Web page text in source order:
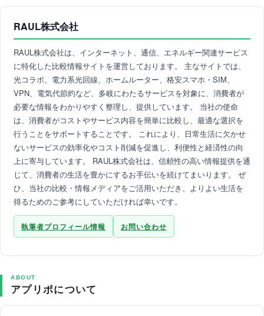
RAUL株式会社
RAUL株式会社は、インターネット、通信、エネルギー関連サービス
に特化した比較情報サイトを運営しております。 主なサイトでは、
光コラボ、電力系光回線、ホームルーター、格安スマホ・SIM、
VPN、電気代節約など、多岐にわたるサービスを対象に、消費者が
必要な情報をわかりやすく整理し、提供しています。 当社の使命
は、消費者がコストやサービス内容を簡単に比較し、最適な選択を
行うことをサポートすることです。 これにより、日常生活に欠かせ
ないサービスの効率化やコスト削減を促進し、利便性と経済性の向
上に寄与しています。 RAUL株式会社は、信頼性の高い情報提供を通
じて、消費者の生活を豊かにするお手伝いを続けてまいります。 ぜ
ひ、当社の比較・情報メディアをご活用いただき、よりよい生活を
得るためのご参考にしていただければ幸いです。
執筆者プロフィール情報 お問い合わせ
ABOUT
アプリポについて